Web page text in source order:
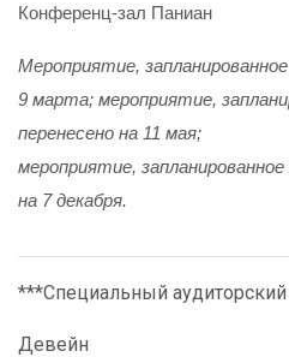
Конференц-зал Паниан
Мероприятие,
9 марта; мероприятие,
перенесено на 11 мая;
мероприятие, запланированное
на 7 декабря.
***Специальный аудиторский
Девейн